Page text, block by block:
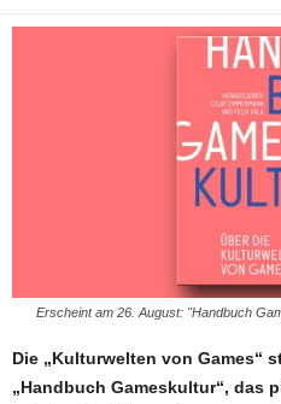
Erscheint am 26. August: "Handbuch
Die „Kulturwelten von Games“
„Handbuch Gameskultur“, das